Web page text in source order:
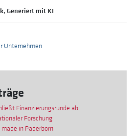
Generiert mit KI
Unternehmen
Finanzierungsrunde ab
Forschung
in Paderborn